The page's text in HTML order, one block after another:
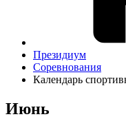
Президиум
Соревнования
Календарь
Июнь